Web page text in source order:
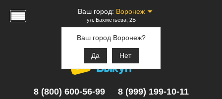
Ваш город: Воронеж
Ваш город Воронеж?
Да Нет
ул. Бахметьева, 2Б
8 (800) 600-56-99 8 (999) 199-10-11